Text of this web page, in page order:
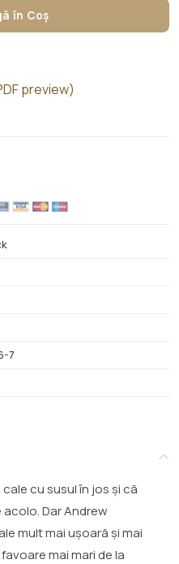
în Coș
preview)
7
cu susul în jos și că
Dar Andrew
mult mai ușoară și mai
mai mari de la